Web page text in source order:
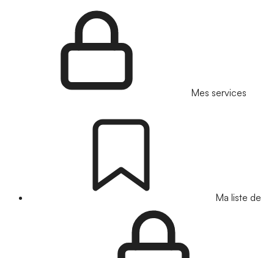
Mes services
Ma liste de